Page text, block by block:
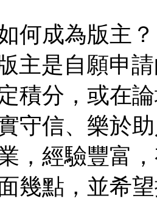
何成為版主？
主是自願申
積分，或在
守信、樂於
，經驗豐富
幾點，並希